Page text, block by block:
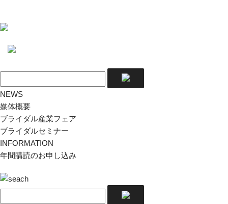
NEWS
媒体概要
ブライダル産業フェア
ブライダルセミナー
INFORMATION
年間購読のお申し込み